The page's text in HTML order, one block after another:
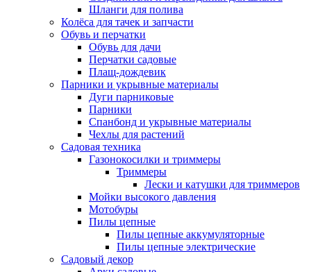
Шланги для полива
Колёса для тачек и запчасти
Обувь и перчатки
Обувь для дачи
Перчатки садовые
Плащ-дождевик
Парники и укрывные материалы
Дуги парниковые
Парники
Спанбонд и укрывные материалы
Чехлы для растений
Садовая техника
Газонокосилки и триммеры
Триммеры
Лески и катушки для триммеров
Мойки высокого давления
Мотобуры
Пилы цепные
Пилы цепные аккумуляторные
Пилы цепные электрические
Садовый декор